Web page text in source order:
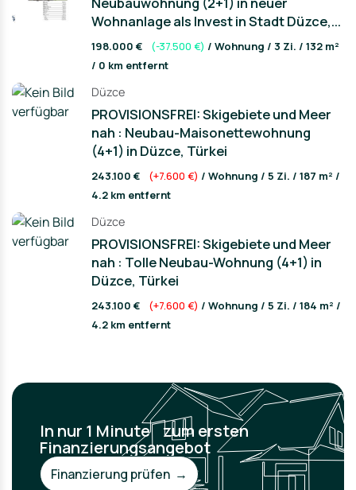
- Large children's playground
- Fitness studio
- Communal swimming pool
- Private parking spaces on the complex
Quality of life and comfort:
Project Premium not only offers you a luxurious home,
but also a comprehensive infrastructure that makes your
everyday life easier and more enriching. Enjoy the
proximity to leisure facilities and benefit from the
Wohnanlage als Invest in Stadt Düzce,...
198.000 € (-37.500 €) / Wohnung / 3 Zi. / 132 m²
/ 0 km entfernt
Düzce
PROVISIONSFREI: Skigebiete und Meer
nah : Neubau-Maisonettewohnung
(4+1) in Düzce, Türkei
243.100 € (+7.600 €) / Wohnung / 5 Zi. / 187 m² /
4.2 km entfernt
Düzce
PROVISIONSFREI: Skigebiete und Meer
nah : Tolle Neubau-Wohnung (4+1) in
Düzce, Türkei
243.100 € (+7.600 €) / Wohnung / 5 Zi. / 184 m² /
4.2 km entfernt
In nur 1 Minute zum ersten
Finanzierungsangebot
Finanzierung prüfen →